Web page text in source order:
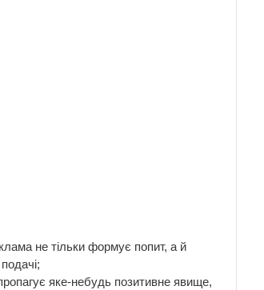
не тільки формує попит, а й
яке-небудь позитивне явище,